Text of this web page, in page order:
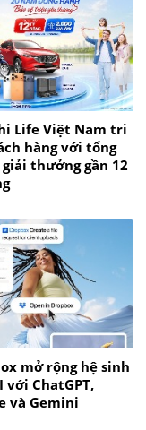
Life Việt Nam tri
hàng với tổng
thưởng gần 12
mở rộng hệ sinh
với ChatGPT,
và Gemini